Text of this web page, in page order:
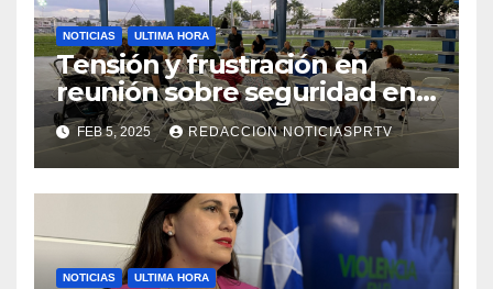
NOTICIAS ULTIMA HORA
Tensión y frustración en
reunión sobre seguridad en
Reparto Metropolitano
FEB 5, 2025 REDACCION NOTICIASPRTV
NOTICIAS ULTIMA HORA